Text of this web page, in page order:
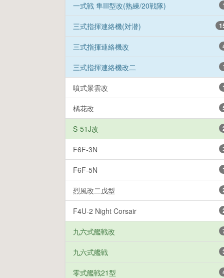
一式戦 隼III型改(熟練/20戦隊)
三式指揮連絡機(対潜)
三式指揮連絡機改
三式指揮連絡機改二
噴式景雲改
橘花改
S-51J改
F6F-3N
F6F-5N
烈風改二戊型
F4U-2 Night Corsair
九六式艦戦改
九六式艦戦
零式艦戦21型